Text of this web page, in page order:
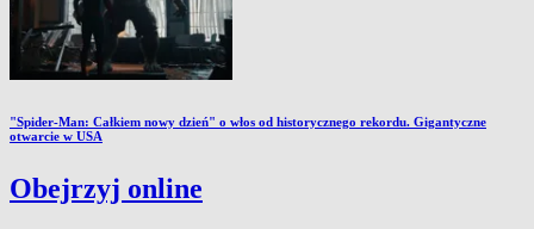
"Spider-Man: Całkiem nowy dzień" o włos od historycznego rekordu. Gigantyczne
otwarcie w USA
Obejrzyj online